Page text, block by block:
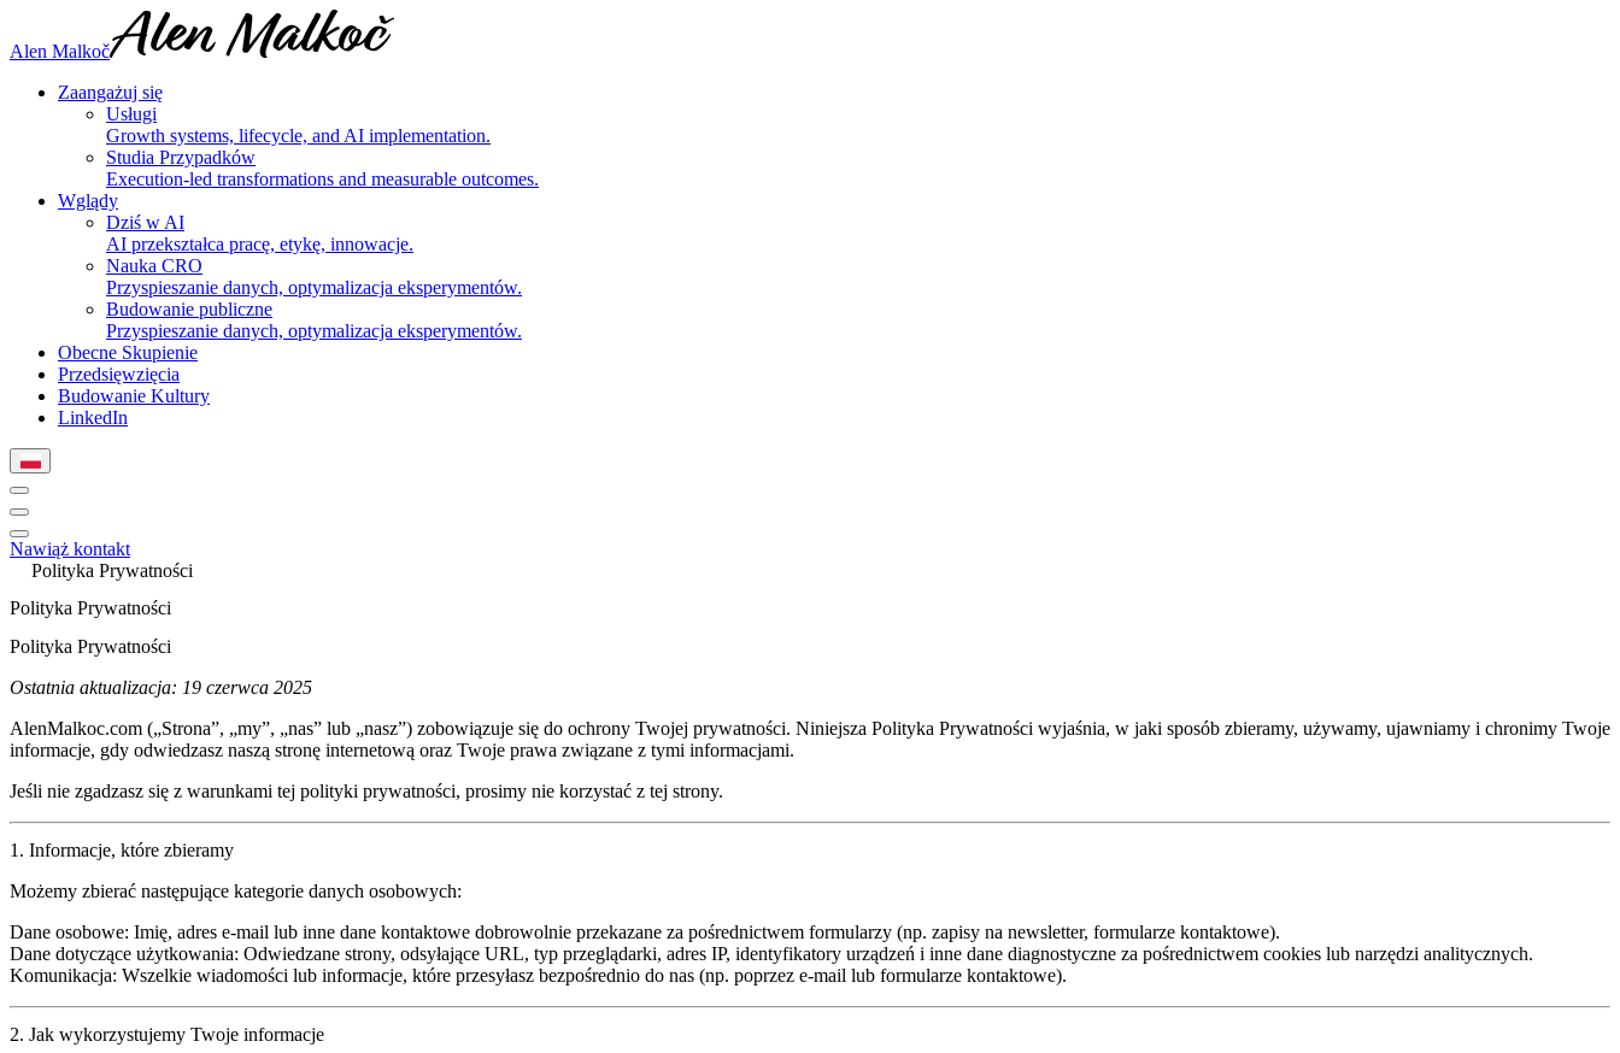
Alen Malkoč
Zaangażuj się
Usługi
Growth systems, lifecycle, and AI implementation.
Studia Przypadków
Execution-led transformations and measurable outcomes.
Wglądy
Dziś w AI
AI przekształca pracę, etykę, innowacje.
Nauka CRO
Przyspieszanie danych, optymalizacja eksperymentów.
Budowanie publiczne
Przyspieszanie danych, optymalizacja eksperymentów.
Obecne Skupienie
Przedsięwzięcia
Budowanie Kultury
LinkedIn
Nawiąż kontakt
Polityka Prywatności
Polityka Prywatności
Polityka Prywatności
Ostatnia aktualizacja: 19 czerwca 2025
AlenMalkoc.com („Strona”, „my”, „nas” lub „nasz”) zobowiązuje się do ochrony Twojej prywatności. Niniejsza Polityka Prywatności wyjaśnia, w jaki sposób zbieramy, używamy, ujawniamy i chronimy Twoje
informacje, gdy odwiedzasz naszą stronę internetową oraz Twoje prawa związane z tymi informacjami.
Jeśli nie zgadzasz się z warunkami tej polityki prywatności, prosimy nie korzystać z tej strony.
1. Informacje, które zbieramy
Możemy zbierać następujące kategorie danych osobowych:
Dane osobowe: Imię, adres e-mail lub inne dane kontaktowe dobrowolnie przekazane za pośrednictwem formularzy (np. zapisy na newsletter, formularze kontaktowe).
Dane dotyczące użytkowania: Odwiedzane strony, odsyłające URL, typ przeglądarki, adres IP, identyfikatory urządzeń i inne dane diagnostyczne za pośrednictwem cookies lub narzędzi analitycznych.
Komunikacja: Wszelkie wiadomości lub informacje, które przesyłasz bezpośrednio do nas (np. poprzez e-mail lub formularze kontaktowe).
2. Jak wykorzystujemy Twoje informacje